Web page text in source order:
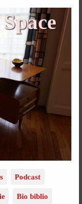
Podcast
Bio biblio